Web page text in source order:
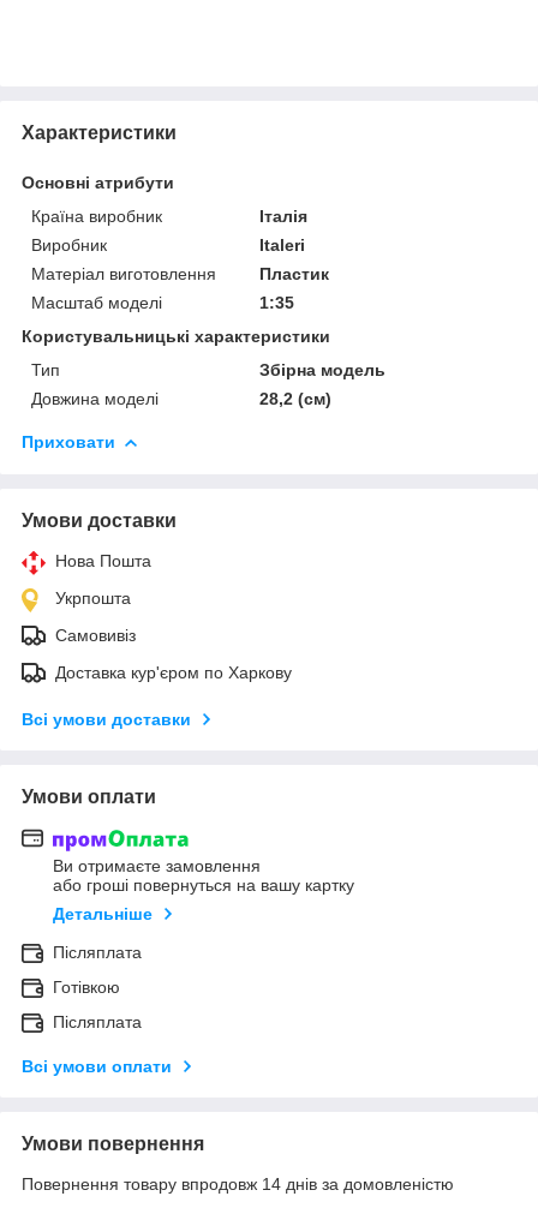
Характеристики
Основні атрибути
Країна виробник
Італія
Виробник
Italeri
Матеріал виготовлення
Пластик
Масштаб моделі
1:35
Користувальницькі характеристики
Тип
Збірна модель
Довжина моделі
28,2 (см)
Приховати
Умови доставки
Нова Пошта
Укрпошта
Самовивіз
Доставка кур'єром по Харкову
Всі умови доставки
Умови оплати
Ви отримаєте замовлення
або гроші повернуться на вашу картку
Детальніше
Післяплата
Готівкою
Післяплата
Всі умови оплати
Умови повернення
Повернення товару впродовж 14 днів за домовленістю